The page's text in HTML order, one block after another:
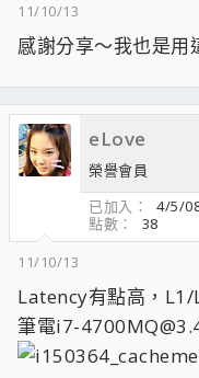
11/10/13
感謝分享～我也是用
eLove
榮譽會員
已加入
4/5/
點數
38
11/10/13
Latency有點高，L1/
筆電i7-